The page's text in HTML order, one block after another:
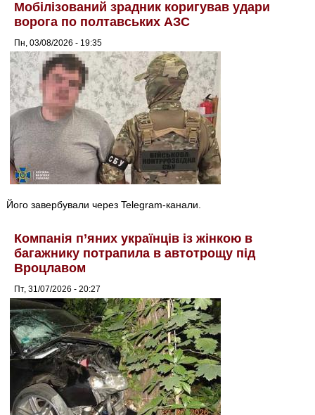
Мобілізований зрадник коригував удари
ворога по полтавських АЗС
Пн, 03/08/2026 - 19:35
Його завербували через Telegram-канали.
Компанія п’яних українців із жінкою в
багажнику потрапила в автотрощу під
Вроцлавом
Пт, 31/07/2026 - 20:27